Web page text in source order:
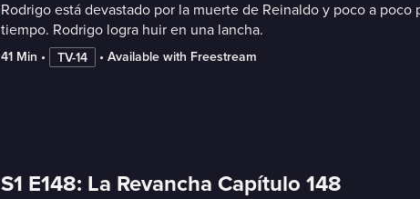
Rodrigo está devastado por la muerte de Reinaldo y poco a
tiempo. Rodrigo logra huir en una lancha.
41 Min • TV-14 • Available with Freestream
S1 E148: La Revancha Capítulo 148